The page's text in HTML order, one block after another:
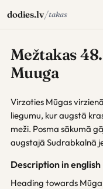
dodies.lv/takas
Mežtakas
Muuga
Virzoties Mūgas
liegumu, kur augstā
meži. Posma sākumā
augstajā Sudrabkalnā
Description in english
Heading towards